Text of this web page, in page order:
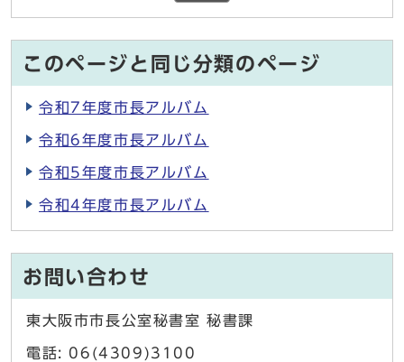
このページと同じ分類のページ
令和7年度市長アルバム
令和6年度市長アルバム
令和5年度市長アルバム
令和4年度市長アルバム
お問い合わせ
東大阪市市長公室秘書室 秘書課
電話: 06(4309)3100